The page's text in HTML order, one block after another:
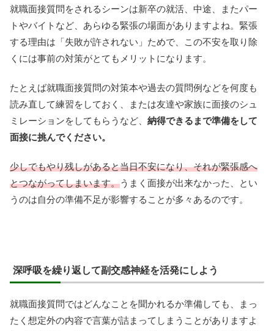
就職面接質問をされるシーンは新卒の就活、中途、またパー
トやバイトなど、あらゆる緊張の場面がありますよね。緊張
する理由は「失敗が許されない」ためで、この不安を取り除
くには事前の対策がとてもメリットになります。
たとえば就職面接質問の対策本や過去の質問例などを何度も
読み直して練習をしておく、または友達や家族に面接のシュ
ミレーションをしてもらうなど、 納得できるまで準備をして
面接に挑んでください。
少しでもやり残しがあると当日不安になり、それが緊張感へ
とつながってしまいます。うまく面接が出来なかった、とい
うのは自分の準備不足が影響することが多々あるのです。
深呼吸を繰り返して副交感神経を活発にしよう
就職面接質問ではどんなことを聞かれるか準備しても、まっ
たく想定外の内容で言葉が詰まってしまうことがありますよ